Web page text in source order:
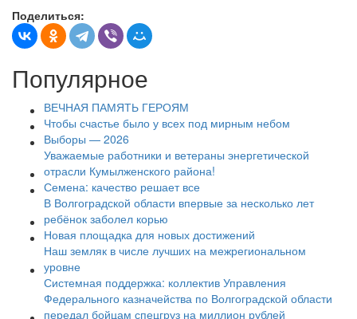
Поделиться:
Популярное
ВЕЧНАЯ ПАМЯТЬ ГЕРОЯМ
Чтобы счастье было у всех под мирным небом
Выборы — 2026
Уважаемые работники и ветераны энергетической
отрасли Кумылженского района!
Семена: качество решает все
В Волгоградской области впервые за несколько лет
ребёнок заболел корью
Новая площадка для новых достижений
Наш земляк в числе лучших на межрегиональном
уровне
Системная поддержка: коллектив Управления
Федерального казначейства по Волгоградской области
передал бойцам спецгруз на миллион рублей